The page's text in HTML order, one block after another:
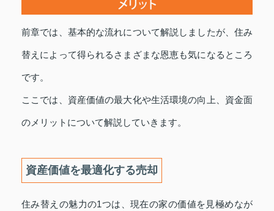
前章では、基本的な流れについて解説しましたが、住み
替えによって得られるさまざまな恩恵も気になるところ
です。
ここでは、資産価値の最大化や生活環境の向上、資金面
のメリットについて解説していきます。
資産価値を最適化する売却
住み替えの魅力の1つは、現在の家の価値を見極めなが